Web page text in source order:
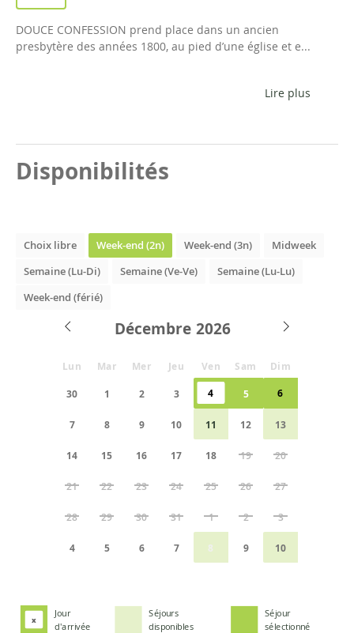
DOUCE CONFESSION prend place dans un ancien
presbytère des années 1800, au pied d’une église et e...
Lire plus
Disponibilités
Choix libre Week-end (2n) Week-end (3n)
Midweek
Semaine (Lu-Di)
Semaine (Ve-Ve)
Semaine (Lu-Lu)
Week-end (férié)
Décembre
Lun Mar Mer Jeu Ven Sam Dim
30 1 2 3 4 5 6
7 8 9 10 11 12 13
14 15 16 17 18 19 20
21 22 23 24 25 26 27
28 29 30 31 1 2 3
4 5 6 7 8 9 10
x
Jour
d'arrivée
Séjours
disponibles
Séjour
sélectionné